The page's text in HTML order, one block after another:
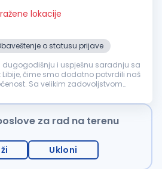
lokacije
o statusu prijave
dugogodišnju i uspješnu saradnju sa
čime smo dodatno potvrdili naš
Sa velikim zadovoljstvom
za rad na terenu
Ukloni